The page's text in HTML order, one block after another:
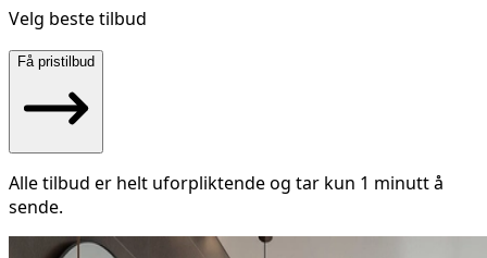
Velg beste tilbud
Få pristilbud
Alle tilbud er helt uforpliktende og tar kun 1 minutt å
sende.